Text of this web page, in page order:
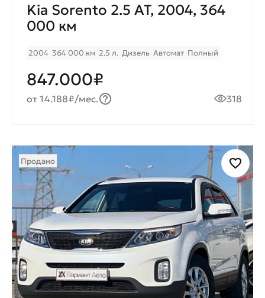
Kia Sorento 2.5 AT, 2004, 364
000 км
2004 364 000 км 2.5 л. Дизель Автомат Полный
847.000₽
от 14.188₽/мес. 318
Продано